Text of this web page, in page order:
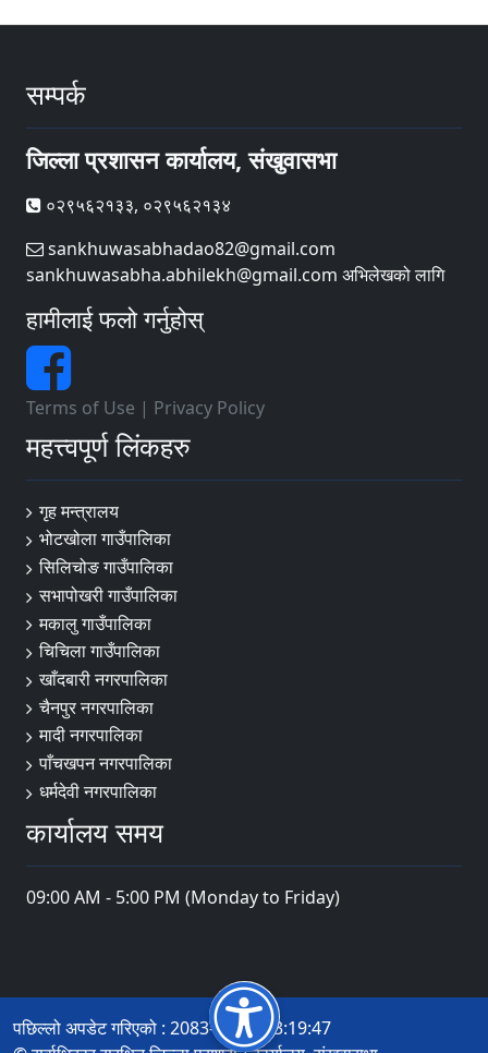
सम्पर्क
जिल्ला प्रशासन कार्यालय, संखुवासभा
०२९५६२१३३, ०२९५६२१३४
sankhuwasabhadao82@gmail.com
sankhuwasabha.abhilekh@gmail.com अभिलेखको लागि
हामीलाई फलो गर्नुहोस्
Terms of Use | Privacy Policy
महत्त्वपूर्ण लिंकहरु
गृह मन्त्रालय
भोटखोला गाउँपालिका
सिलिचोङ गाउँपालिका
सभापोखरी गाउँपालिका
मकालु गाउँपालिका
चिचिला गाउँपालिका
खाँदबारी नगरपालिका
चैनपुर नगरपालिका
मादी नगरपालिका
पाँचखपन नगरपालिका
धर्मदेवी नगरपालिका
कार्यालय समय
09:00 AM - 5:00 PM (Monday to Friday)
पछिल्लो अपडेट गरिएको : 2083-04-06 13:19:47